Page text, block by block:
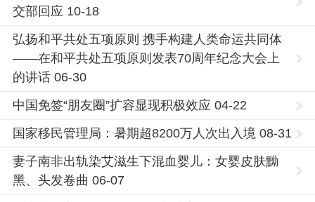
交部回应 10-18
弘扬和平共处五项原则 携手构建人类命运共同体
——在和平共处五项原则发表70周年纪念大会上
的讲话 06-30
中国免签“朋友圈”扩容显现积极效应 04-22
国家移民管理局：暑期超8200万人次出入境 08-31
妻子南非出轨染艾滋生下混血婴儿：女婴皮肤黝
黑、头发卷曲 06-07